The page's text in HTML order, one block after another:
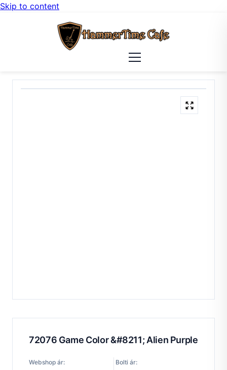
Skip to content
72076 Game Color &#8211; Alien Purple
Webshop ár: Bolti ár: